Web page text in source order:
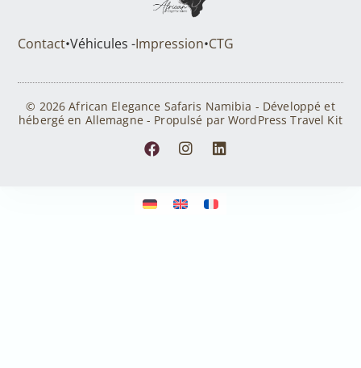
Contact•Véhicules -Impression•CTG
© 2026 African Elegance Safaris Namibia - Développé et
hébergé en Allemagne - Propulsé par WordPress Travel Kit